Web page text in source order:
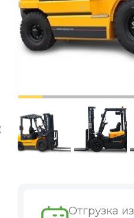
Отгрузка из